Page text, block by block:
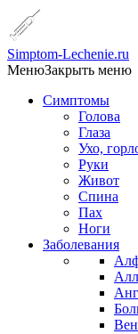
Simptom-Lechenie.ru
МенюЗакрыть меню
Симптомы
Голова
Глаза
Ухо,
Руки
Живот
Спина
Пах
Ноги
Заболевания